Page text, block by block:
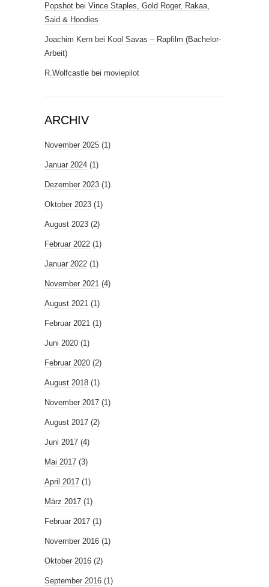
Popshot bei Vince Staples, Gold Roger, Rakaa,
Said & Hoodies
Joachim Kern bei Kool Savas – Rapfilm (Bachelor-
Arbeit)
R.Wolfcastle bei moviepilot
ARCHIV
November 2025 (1)
Januar 2024 (1)
Dezember 2023 (1)
Oktober 2023 (1)
August 2023 (2)
Februar 2022 (1)
Januar 2022 (1)
November 2021 (4)
August 2021 (1)
Februar 2021 (1)
Juni 2020 (1)
Februar 2020 (2)
August 2018 (1)
November 2017 (1)
August 2017 (2)
Juni 2017 (4)
Mai 2017 (3)
April 2017 (1)
März 2017 (1)
Februar 2017 (1)
November 2016 (1)
Oktober 2016 (2)
September 2016 (1)